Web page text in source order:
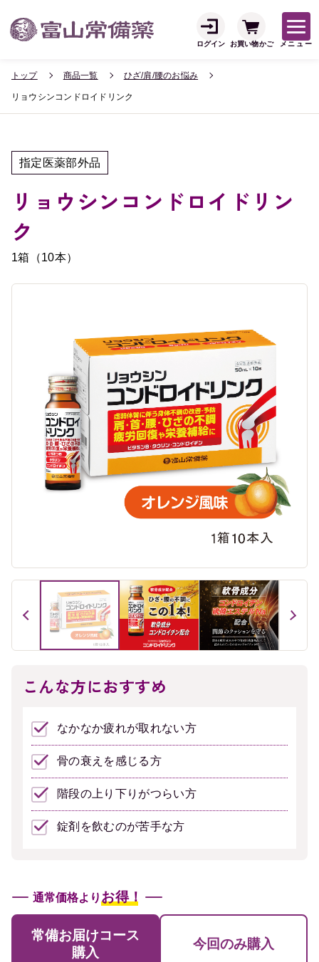
ログイン お買い物かご メニュー
トップ 商品一覧 ひざ/肩/腰のお悩み
リョウシンコンドロイドリンク
指定医薬部外品
リョウシンコンドロイドリン
ク
1箱（10本）
こんな方におすすめ
なかなか疲れが取れない方
骨の衰えを感じる方
階段の上り下りがつらい方
錠剤を飲むのが苦手な方
通常価格より お得！
常備お届けコース
購入
今回のみ購入